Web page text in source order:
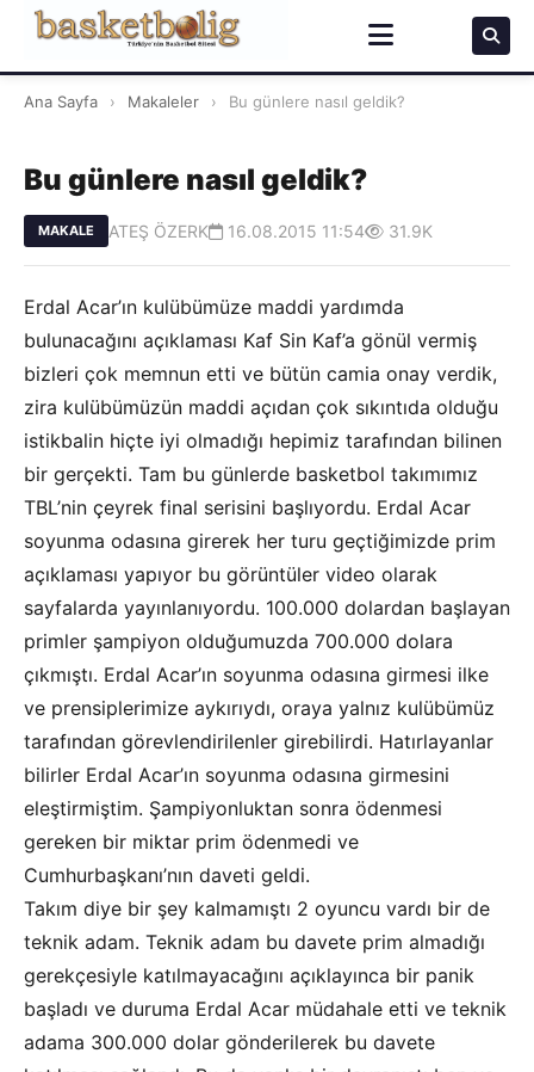
Ana Sayfa › Makaleler › Bu günlere nasıl geldik?
Bu günlere nasıl geldik?
MAKALE ATEŞ ÖZERK 16.08.2015 11:54 31.9K
Erdal Acar’ın kulübümüze maddi yardımda
bulunacağını açıklaması Kaf Sin Kaf’a gönül vermiş
bizleri çok memnun etti ve bütün camia onay verdik,
zira kulübümüzün maddi açıdan çok sıkıntıda olduğu
istikbalin hiçte iyi olmadığı hepimiz tarafından bilinen
bir gerçekti. Tam bu günlerde basketbol takımımız
TBL’nin çeyrek final serisini başlıyordu. Erdal Acar
soyunma odasına girerek her turu geçtiğimizde prim
açıklaması yapıyor bu görüntüler video olarak
sayfalarda yayınlanıyordu. 100.000 dolardan başlayan
primler şampiyon olduğumuzda 700.000 dolara
çıkmıştı. Erdal Acar’ın soyunma odasına girmesi ilke
ve prensiplerimize aykırıydı, oraya yalnız kulübümüz
tarafından görevlendirilenler girebilirdi. Hatırlayanlar
bilirler Erdal Acar’ın soyunma odasına girmesini
eleştirmiştim. Şampiyonluktan sonra ödenmesi
gereken bir miktar prim ödenmedi ve
Cumhurbaşkanı’nın daveti geldi.
Takım diye bir şey kalmamıştı 2 oyuncu vardı bir de
teknik adam. Teknik adam bu davete prim almadığı
gerekçesiyle katılmayacağını açıklayınca bir panik
başladı ve duruma Erdal Acar müdahale etti ve teknik
adama 300.000 dolar gönderilerek bu davete